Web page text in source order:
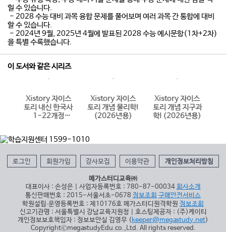
힐 수 있습니다.
- 2028 수능 대비 과목 융합 문제를 풀어보며 여러 과목 간 통합에 대비
할 수 있습니다.
- 2024년 9월, 2025년 4월에 발표된 2028 수능 예시문항(1차+2차)
을 특별 수록했습니다.
이 도서와 같은 시리즈
Xistory 자이스
토리 내신 한국사
1-22개정
Xistory 자이스
토리 개념 물리학I
(2026년용)
Xistory 자이스
토리 개념 지구과
학I (2026년용)
로그인 회원가입 강사모집 이용약관 개인정보처리방침
메가스터디교육㈜
대표이사 : 손성은 | 사업자등록번호 : 780-87-00034 회사소개
통신판매번호 : 2015-서울서초-0678 정보조회 구매안전서비스
학원설립∙운영등록번호 : 제10176호 메가스터디원격학원 정보조회
신고기관명 : 서울특별시 강남교육지원청 | 호스팅제공자 : (주)케이티
개인정보보호책임자 : 정보보안실 김영무 ( keeper@megastudy.net)
CopyrightⓒmegastudyEdu.co.,Ltd. All rights reserved.